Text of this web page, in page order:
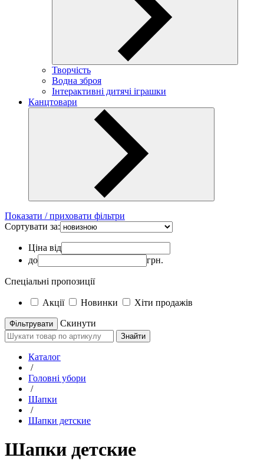
Творчість
Водна зброя
Інтерактивні дитячі іграшки
Канцтовари
Показати / приховати фільтри
Сортувати за:
Ціна від
до
грн.
Спеціальні пропозиції
Акції Новинки Хіти продажів
Скинути
Знайти
Каталог
/
Головні убори
/
Шапки
/
Шапки детские
Шапки детские